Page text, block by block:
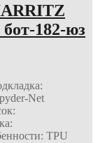
182-юз
Net
TPU